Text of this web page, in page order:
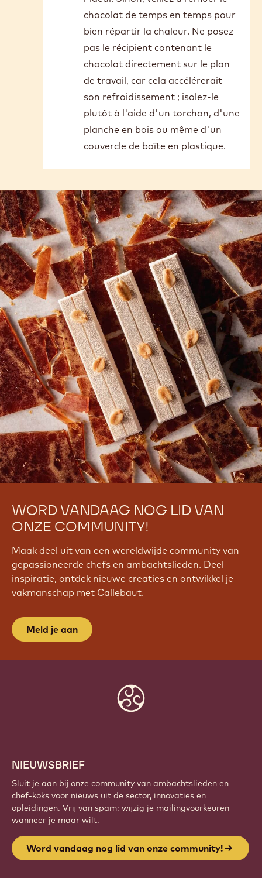
bonbons moulés ou aux pièces
enrobées à la main. Là encore,
cela dépend du chocolat utilisé,
mais vous remarquerez vite le
Si vous pouvez maintenir la
température de travail à l'aide
d'un chauffe-chocolat, c'est
l'idéal. Sinon, veillez à remuer le
pas le récipient contenant le
chocolat directement sur le plan
de travail, car cela accélérerait
son refroidissement ; isolez-le
plutôt à l'aide d'un torchon, d'une
planche en bois ou même d'un
couvercle de boîte en plastique.
WORD VANDAAG NOG LID VAN
Maak deel uit van een wereldwijde community van
gepassioneerde chefs en ambachtslieden. Deel
vakmanschap met Callebaut.
Meld je aan
Website
info